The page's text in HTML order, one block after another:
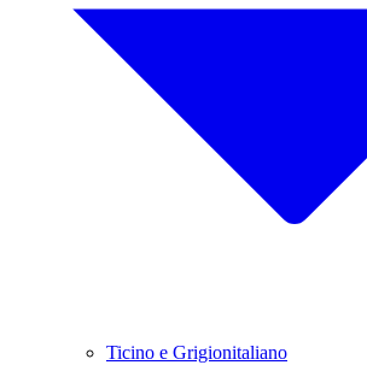
Ticino e Grigionitaliano